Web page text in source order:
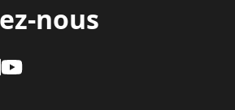
nous